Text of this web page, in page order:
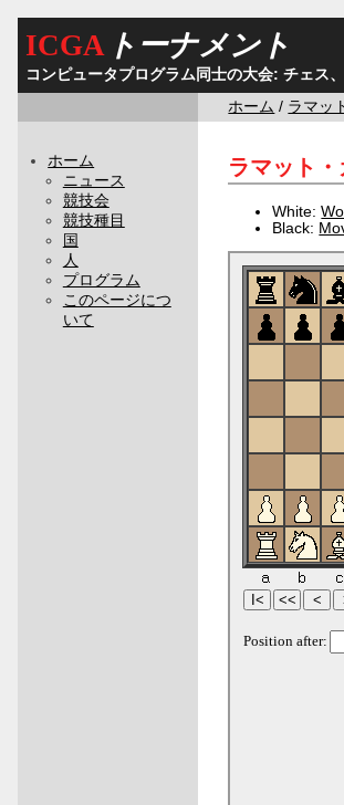
ICGAトーナメント
コンピュータプログラム同士の大会: チェス
ホーム / ラマッ
ホーム
ニュース
競技会
競技種目
国
人
プログラム
このページにつ
いて
ラマット
White:
Black: